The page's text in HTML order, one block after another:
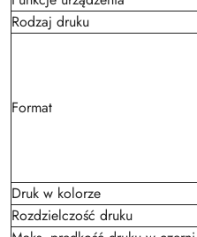
Rodzaj druku
Format
Druk w kolorze
Rozdzielczość druku